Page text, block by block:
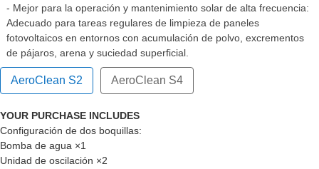
- Mejor para la operación y mantenimiento solar de alta frecuencia:
Adecuado para tareas regulares de limpieza de paneles
fotovoltaicos en entornos con acumulación de polvo, excrementos
de pájaros, arena y suciedad superficial.
AeroClean S2 AeroClean S4
YOUR PURCHASE INCLUDES
Configuración de dos boquillas:
Bomba de agua ×1
Unidad de oscilación ×2